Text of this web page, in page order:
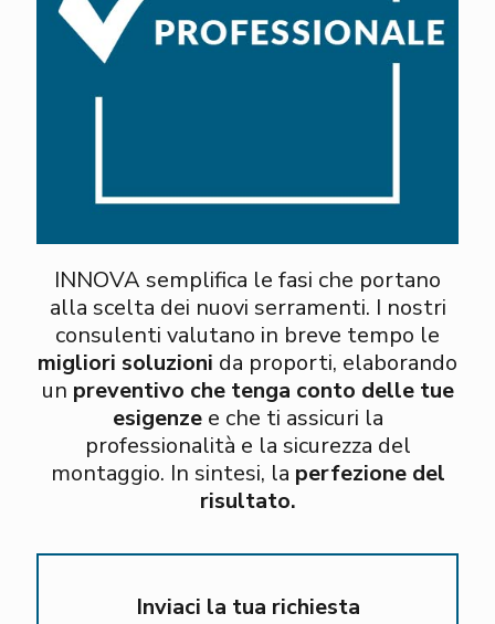
INNOVA semplifica le fasi che portano
alla scelta dei nuovi serramenti. I nostri
consulenti valutano in breve tempo le
migliori soluzioni da proporti, elaborando
un preventivo che tenga conto delle tue
esigenzee che ti assicuri la
professionalità e la sicurezza del
montaggio. In sintesi, la perfezione del
risultato.
Inviaci la tua richiesta